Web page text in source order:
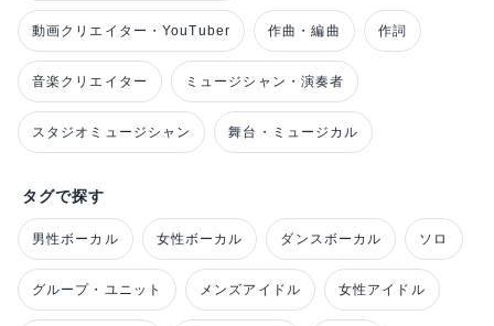
動画クリエイター・YouTuber 作曲・編曲 作詞
音楽クリエイター ミュージシャン・演奏者
スタジオミュージシャン 舞台・ミュージカル
タグで探す
男性ボーカル 女性ボーカル ダンスボーカル ソロ
グループ・ユニット メンズアイドル 女性アイドル